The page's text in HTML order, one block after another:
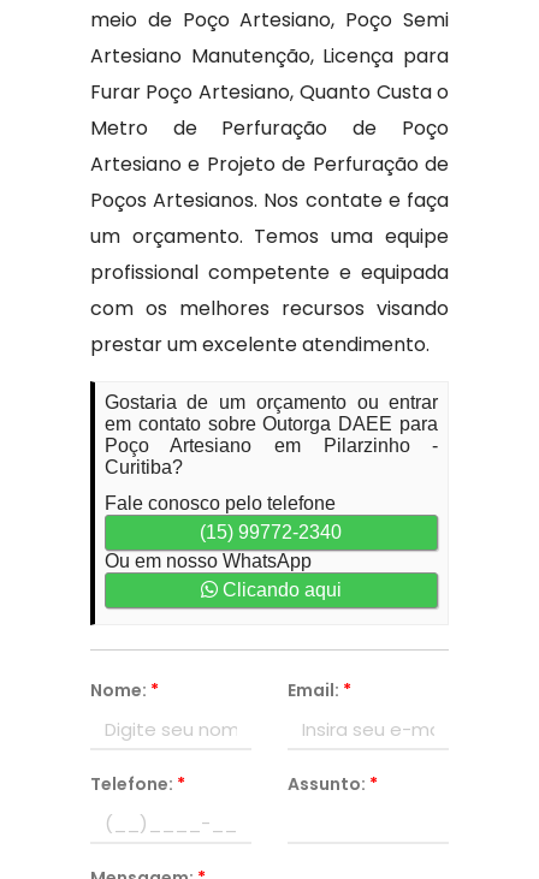
meio de Poço Artesiano, Poço Semi
Artesiano Manutenção, Licença para
Furar Poço Artesiano, Quanto Custa o
Metro de Perfuração de Poço
Artesiano e Projeto de Perfuração de
Poços Artesianos. Nos contate e faça
um orçamento. Temos uma equipe
profissional competente e equipada
com os melhores recursos visando
prestar um excelente atendimento.
Gostaria de um orçamento ou entrar
em contato sobre Outorga DAEE para
Poço Artesiano em Pilarzinho -
Curitiba?
Fale conosco pelo telefone
(15) 99772-2340
Ou em nosso WhatsApp
Clicando aqui
Nome: * Email: *
Telefone: * Assunto: *